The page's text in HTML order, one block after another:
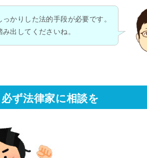
かりした法的手段が必要です。
出してくださいね。
ず法律家に相談を